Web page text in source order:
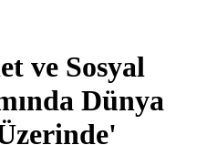
ve Sosyal
Dünya